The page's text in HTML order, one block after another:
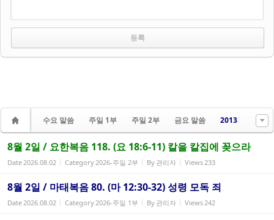
수요 말씀 주일 1부 주일 2부 금요 말씀 2013
8월 2일 / 요한복음 118. (요 18:6-11) 칼을 칼집에 꽂으라
Date2026.08.02 Category2026-주일 2부 By 관리자 Views233
8월 2일 / 마태복음 80. (마 12:30-32) 성령 모독 죄
Date2026.08.02 Category2026-주일 1부 By 관리자 Views242